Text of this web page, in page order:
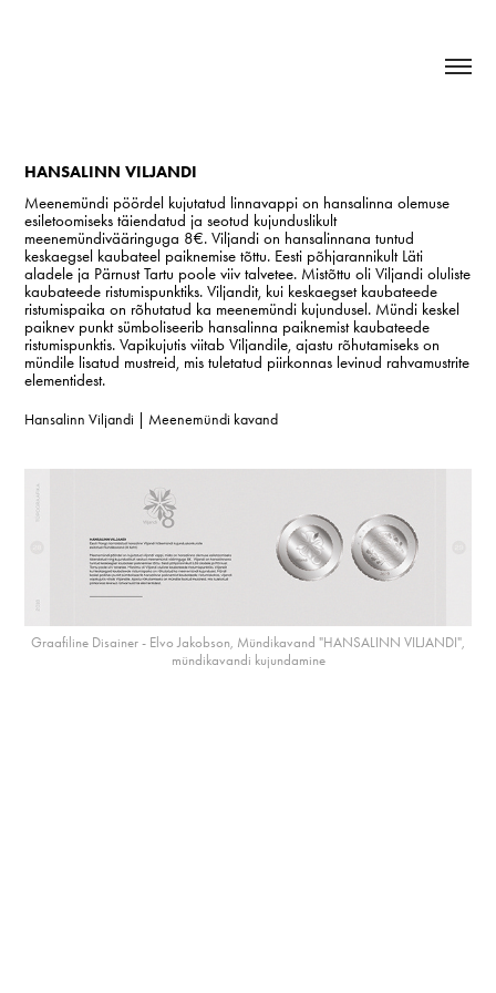
HANSALINN VILJANDI
Meenemündi pöördel kujutatud linnavappi on hansalinna olemuse
esiletoomiseks täiendatud ja seotud kujunduslikult
meenemündivääringuga 8€. Viljandi on hansalinnana tuntud
keskaegsel kaubateel paiknemise tõttu. Eesti põhjarannikult Läti
aladele ja Pärnust Tartu poole viiv talvetee. Mistõttu oli Viljandi oluliste
kaubateede ristumispunktiks. Viljandit, kui keskaegset kaubateede
ristumispaika on rõhutatud ka meenemündi kujundusel. Mündi keskel
paiknev punkt sümboliseerib hansalinna paiknemist kaubateede
ristumispunktis. Vapikujutis viitab Viljandile, ajastu rõhutamiseks on
mündile lisatud mustreid, mis tuletatud piirkonnas levinud rahvamustrite
elementidest.
Hansalinn Viljandi | Meenemündi kavand
Graafiline Disainer - Elvo Jakobson, Mündikavand "HANSALINN VILJANDI",
mündikavandi kujundamine